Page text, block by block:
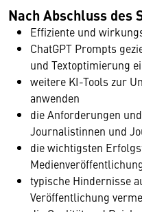
Nach Abschluss des
Effiziente und
ChatGPT Prompts
und Textoptimierung
weitere KI-Tools zur
anwenden
die Anforderungen
Journalistinnen und
die wichtigsten
typische Hindernisse
Veröffentlichung